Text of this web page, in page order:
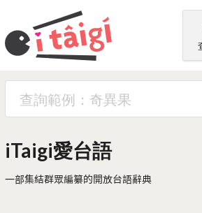
iTaigi愛台語
一部集結群眾編纂的開放台語辭典